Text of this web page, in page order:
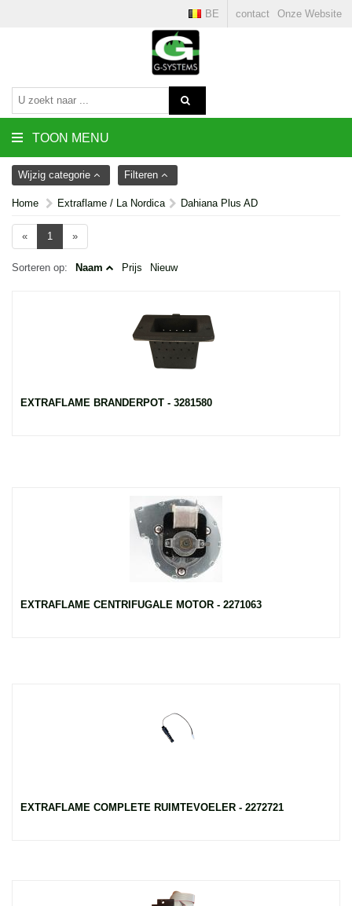
contact Onze Website
BE
TOON MENU
Wijzig categorie Filteren
Home Extraflame / La Nordica Dahiana Plus AD
« 1 »
Sorteren op: Naam Prijs Nieuw
EXTRAFLAME BRANDERPOT - 3281580
EXTRAFLAME CENTRIFUGALE MOTOR - 2271063
EXTRAFLAME COMPLETE RUIMTEVOELER - 2272721